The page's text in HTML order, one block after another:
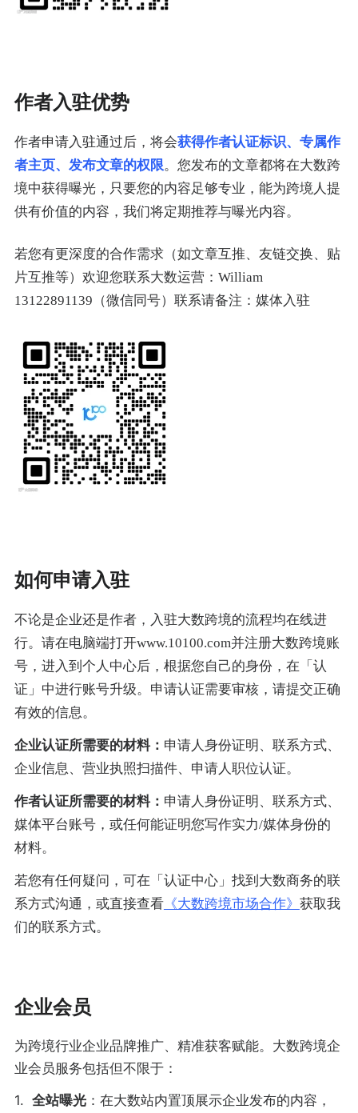
作者入驻优势
作者申请入驻通过后，将会获得作者认证标识、专属作
者主页、发布文章的权限。您发布的文章都将在大数跨
境中获得曝光，只要您的内容足够专业，能为跨境人提
供有价值的内容，我们将定期推荐与曝光内容。
若您有更深度的合作需求（如文章互推、友链交换、贴
片互推等）欢迎您联系大数运营：William
13122891139 （微信同号） 联系请备注：媒体入驻
如何申请入驻
不论是企业还是作者，入驻大数跨境的流程均在线进
行。请在电脑端打开www.10100.com并注册大数跨境账
号，进入到个人中心后，根据您自己的身份，在「认
证」中进行账号升级。申请认证需要审核，请提交正确
有效的信息。
企业认证所需要的材料： 申请人身份证明、联系方式、
企业信息、营业执照扫描件、申请人职位认证。
作者认证所需要的材料： 申请人身份证明、联系方式、
媒体平台账号，或任何能证明您写作实力/媒体身份的
材料。
若您有任何疑问，可在「认证中心」找到大数商务的联
系方式沟通，或直接查看《大数跨境市场合作》 获取我
们的联系方式。
企业会员
为跨境行业企业品牌推广、精准获客赋能。大数跨境企
业会员服务包括但不限于：
1. 全站曝光：在大数站内置顶展示企业发布的内容，